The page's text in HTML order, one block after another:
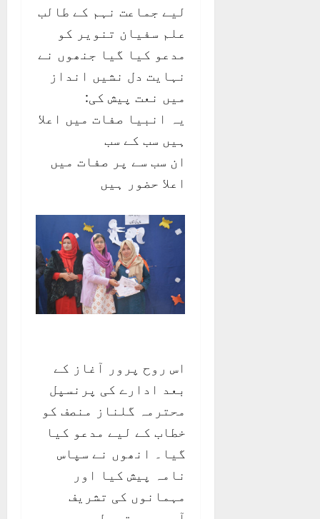
لیے جماعت نہم کے طالب
علم سفیان تنویر کو
مدعو کیا گیا جنھوں نے
نہایت دل نشیں انداز
میں نعت پیش کی:
یہ انبیا صفات میں اعلا
ہیں سب کے سب
ان سب سے پر صفات میں
اعلا حضور ہیں
اس روح پرور آغاز کے
بعد ادارے کی پرنسپل
محترمہ گلناز منصف کو
خطاب کے لیے مدعو کیا
گیا۔ انھوں نے سپاس
نامہ پیش کیا اور
مہمانوں کی تشریف